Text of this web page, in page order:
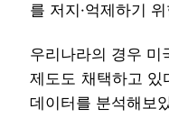
를 저지·억제하기
우리나라의 경우 미
제도도 채택하고
데이터를 분석해보